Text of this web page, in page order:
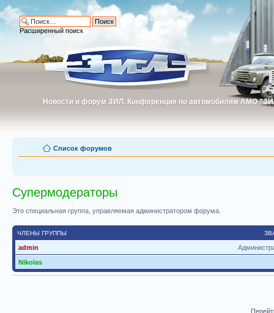
Новости и форум ЗИЛ. Конференция по автомобилям АМО
Новости и форум ЗИЛ. Конференция по автомобилям АМО
Расширенный поиск
Список форумов
Супермодераторы
Это специальная группа, управляемая администратором форума.
ЧЛЕНЫ ГРУППЫ
admin
Nikolas